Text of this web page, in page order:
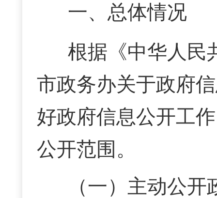
一、 总体情况
根据《中华人民
市政务办关于政府
好政府信息公开工
公开范围 。
（一） 主动公开